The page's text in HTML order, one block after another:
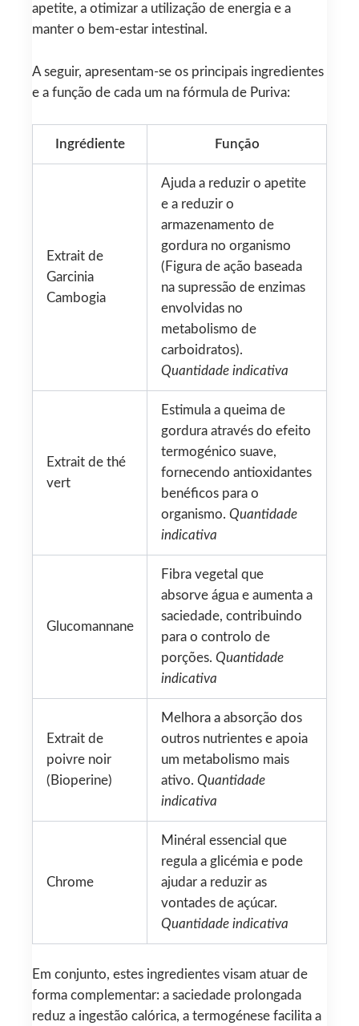
apetite, a otimizar a utilização de energia e a
manter o bem-estar intestinal.
A seguir, apresentam-se os principais ingredientes
e a função de cada um na fórmula de Puriva:
Ingrédiente Função
Extrait de
Garcinia
Cambogia
Ajuda a reduzir o apetite
e a reduzir o
armazenamento de
gordura no organismo
(Figura de ação baseada
na supressão de enzimas
envolvidas no
metabolismo de
carboidratos).
Quantidade indicativa
Extrait de thé
vert
Estimula a queima de
gordura através do efeito
termogénico suave,
fornecendo antioxidantes
benéficos para o
organismo. Quantidade
indicativa
Glucomannane
Fibra vegetal que
absorve água e aumenta a
saciedade, contribuindo
para o controlo de
porções. Quantidade
indicativa
Extrait de
poivre noir
(Bioperine)
Melhora a absorção dos
outros nutrientes e apoia
um metabolismo mais
ativo. Quantidade
indicativa
Chrome
Minéral essencial que
regula a glicémia e pode
ajudar a reduzir as
vontades de açúcar.
Quantidade indicativa
Em conjunto, estes ingredientes visam atuar de
forma complementar: a saciedade prolongada
reduz a ingestão calórica, a termogénese facilita a